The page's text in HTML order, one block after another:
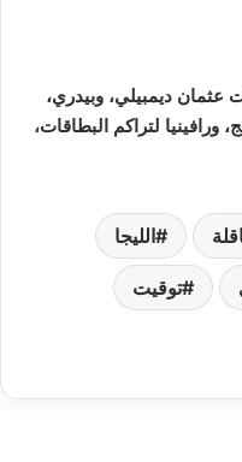
عثمان ديمبيلي، وبيدري،
لتراكم البطاقات،
الليجا
توقيت